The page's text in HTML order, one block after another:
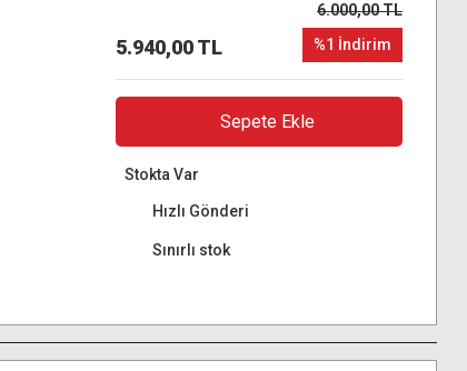
5.940,00 TL
6.000,00 TL
%1 İndirim
Sepete Ekle
Stokta Var
Hızlı Gönderi
Sınırlı stok